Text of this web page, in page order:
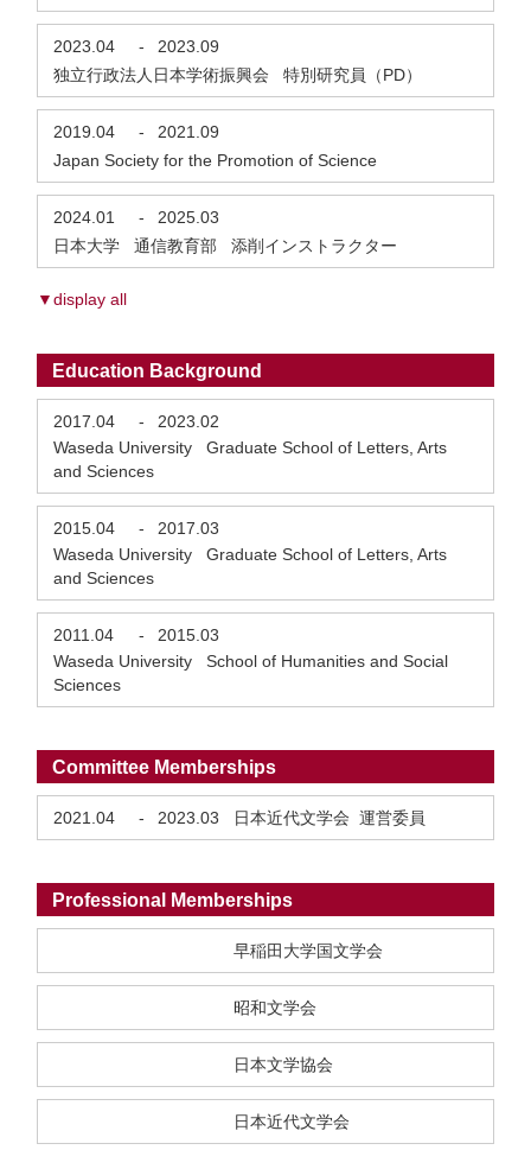
2023.04 -
2023.09
独立行政法人日本学術振興会 特別研究員（PD）
2019.04 -
2021.09
Japan Society for the Promotion of Science
2024.01 -
2025.03
日本大学 通信教育部 添削インストラクター
▼display all
Education Background
2017.04 -
2023.02
Waseda University Graduate School of Letters, Arts
and Sciences
2015.04 -
2017.03
Waseda University Graduate School of Letters, Arts
and Sciences
2011.04 -
2015.03
Waseda University School of Humanities and Social
Sciences
Committee Memberships
2021.04 - 2023.03 日本近代文学会 運営委員
Professional Memberships
早稲田大学国文学会
昭和文学会
日本文学協会
日本近代文学会